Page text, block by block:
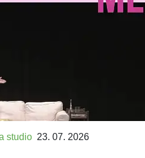
na GOOUT -
Představ si čtyři dny
studio 23. 07. 2026